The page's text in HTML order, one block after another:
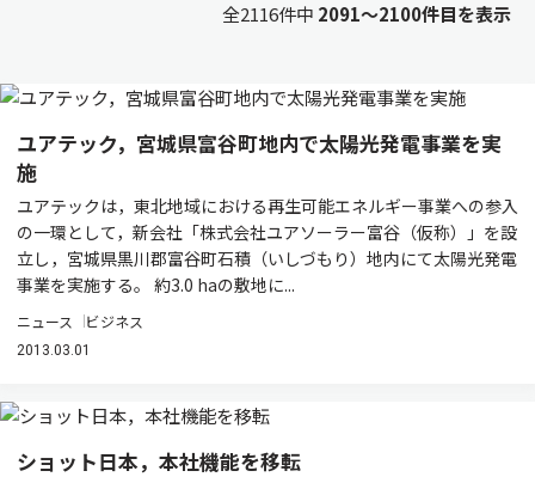
全2116件中 2091〜2100件目を表示
ユアテック，宮城県富谷町地内で太陽光発電事業を実
施
ユアテックは，東北地域における再生可能エネルギー事業への参入
の一環として，新会社「株式会社ユアソーラー富谷（仮称）」を設
立し，宮城県黒川郡富谷町石積（いしづもり）地内にて太陽光発電
事業を実施する。 約3.0 haの敷地に...
ニュース ビジネス
2013.03.01
ショット日本，本社機能を移転